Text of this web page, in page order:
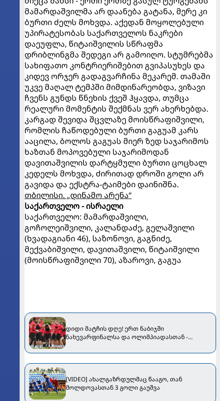
მამარდაშვილმა არ დაანება გატანა, მერე კი
ბურთი ძელს მოხვდა. აქედან მოყოლებული
უპირატესობას საქართველოს ნაკრები
დაეუფლა, წიტაიშვილის სწრაფმა
დრიბლინგმა შედეგი არ გამოიღო. სტუმრებმა
სახიფათო კონტრიერიშებით გვიპასუხეს და
კიდევ ორჯერ გადაგვარჩინა მეკარემ. თამაში
უკვე მაღალ ტემპში მიმდინარეობდა, ვიზავი
ჩვენს გუნდს წნეხის ქვეშ ჰყავდა, თუმცა
რეალური მომენტის შექმნას ვერ ახერხებდა.
კარგად შევიდა შცვლაზე მოისწრაფიშვილი,
რომლის ჩაწოდებული ბურთი გაგუამ კარს
ააცილა, ბოლოს გაგუას მიერ ზედ საჯარიმოს
ხაზთან მოპოვებული საჯარიმოდან
დავითაშვილის დარტყმული ბურთი ცოცხალ
კედელს მოხვდა, ძირითად დროში გოლი არ
გავიდა და ექსტრა-ტაიმები დაინიშნა.
თბილისი. „დინამო არენა“
საქართველო - ისრაელი
საქართველო: მამარდაშვილი,
გოჩოლეიშვილი, კალანდაძე, გელაშვილი
(ხვადაგიანი 46), საზონოვი, გაგნიძე,
მექვაბიშვილი, დავითაშვილი, წიტაიშვილი
(მოისწრაფიშვილი 70), აზაროვი, გაგუა
დიდი მატჩის დღე! ერთ ნაბიჯში
ნახევარფინალსა და ოლიმპიადასთან -
[VIDEO] ახალგაზრდულმაც წააგო, თან
მოლდოვასთან 3 გოლი გაუშვა